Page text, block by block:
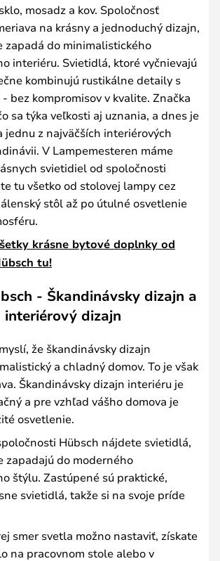
mosadz a kov. Spoločnosť
na krásny a jednoduchý dizajn,
zapadá do minimalistického
interiéru. Svietidlá, ktoré vyčnievajú
kombinujú rustikálne detaily s
bez kompromisov v kvalite. Značka
sa týka veľkosti aj uznania, a dnes je
jednu z najväčších interiérových
V Lampemesteren máme
svietidiel od spoločnosti
tu všetko od stolovej lampy cez
stôl až po útulné osvetlenie
krásne bytové doplnky od
tu!
- Škandinávsky dizajn a
interiérový dizajn
že škandinávsky dizajn
a chladný domov. To je však
Škandinávsky dizajn interiéru je
a pre vzhľad vášho domova je
osvetlenie.
Hübsch nájdete svietidlá,
zapadajú do moderného
štýlu. Zastúpené sú praktické,
svietidlá, takže si na svoje príde
smer svetla možno nastaviť, získate
na pracovnom stole alebo v